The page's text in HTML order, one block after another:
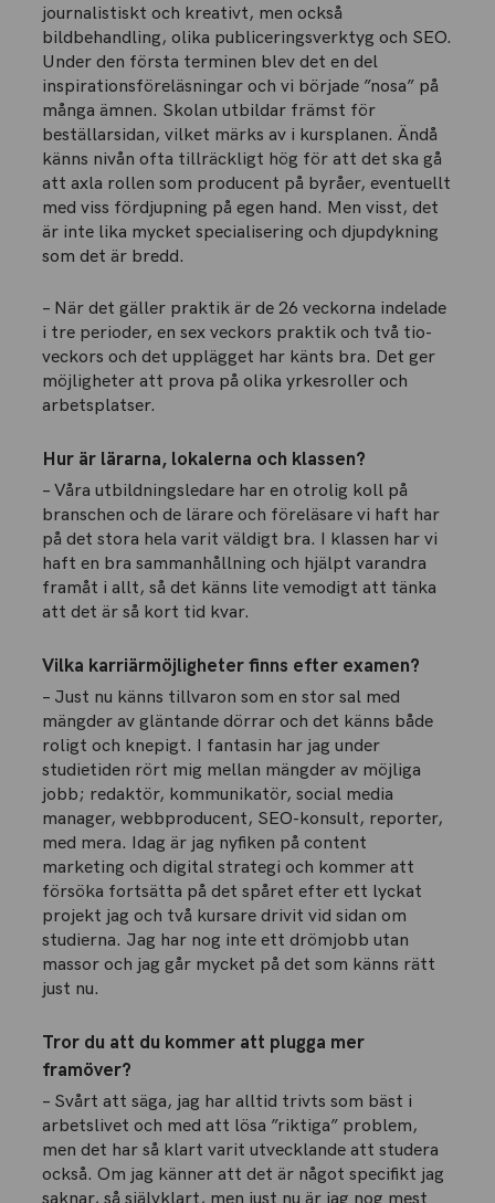
journalistiskt och kreativt, men också
bildbehandling, olika publiceringsverktyg och SEO.
Under den första terminen blev det en del
inspirationsföreläsningar och vi började ”nosa” på
många ämnen. Skolan utbildar främst för
beställarsidan, vilket märks av i kursplanen. Ändå
känns nivån ofta tillräckligt hög för att det ska gå
att axla rollen som producent på byråer, eventuellt
med viss fördjupning på egen hand. Men visst, det
är inte lika mycket specialisering och djupdykning
som det är bredd.
– När det gäller praktik är de 26 veckorna indelade
i tre perioder, en sex veckors praktik och två tio-
veckors och det upplägget har känts bra. Det ger
möjligheter att prova på olika yrkesroller och
arbetsplatser.
Hur är lärarna, lokalerna och klassen?
– Våra utbildningsledare har en otrolig koll på
branschen och de lärare och föreläsare vi haft har
på det stora hela varit väldigt bra. I klassen har vi
haft en bra sammanhållning och hjälpt varandra
framåt i allt, så det känns lite vemodigt att tänka
att det är så kort tid kvar.
Vilka karriärmöjligheter finns efter examen?
– Just nu känns tillvaron som en stor sal med
mängder av gläntande dörrar och det känns både
roligt och knepigt. I fantasin har jag under
studietiden rört mig mellan mängder av möjliga
jobb; redaktör, kommunikatör, social media
manager, webbproducent, SEO-konsult, reporter,
med mera. Idag är jag nyfiken på content
marketing och digital strategi och kommer att
försöka fortsätta på det spåret efter ett lyckat
projekt jag och två kursare drivit vid sidan om
studierna. Jag har nog inte ett drömjobb utan
massor och jag går mycket på det som känns rätt
just nu.
Tror du att du kommer att plugga mer
framöver?
– Svårt att säga, jag har alltid trivts som bäst i
arbetslivet och med att lösa ”riktiga” problem,
men det har så klart varit utvecklande att studera
också. Om jag känner att det är något specifikt jag